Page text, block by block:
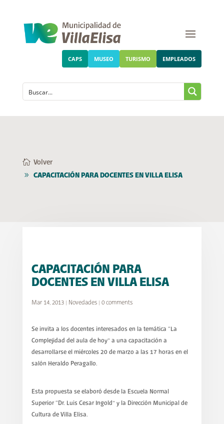
CAPS MUSEO TURISMO EMPLEADOS
Volver
CAPACITACIÓN PARA DOCENTES EN VILLA ELISA
CAPACITACIÓN PARA
DOCENTES EN VILLA ELISA
Mar 14, 2013| Novedades| 0 comments
Se invita a los docentes interesados en la temática “La
Complejidad del aula de hoy” a una capacitación a
desarrollarse el miércoles 20 de marzo a las 17 horas en el
salón Heraldo Peragallo.
Esta propuesta se elaboró desde la Escuela Normal
Superior “Dr. Luis Cesar Ingold” y la Dirección Municipal de
Cultura de Villa Elisa.